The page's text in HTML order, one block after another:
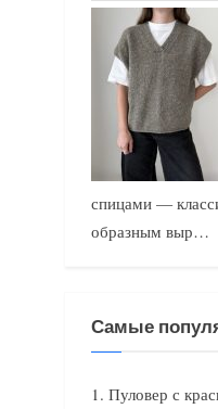
спицами —
образным выр…
Самые
Пуловер с